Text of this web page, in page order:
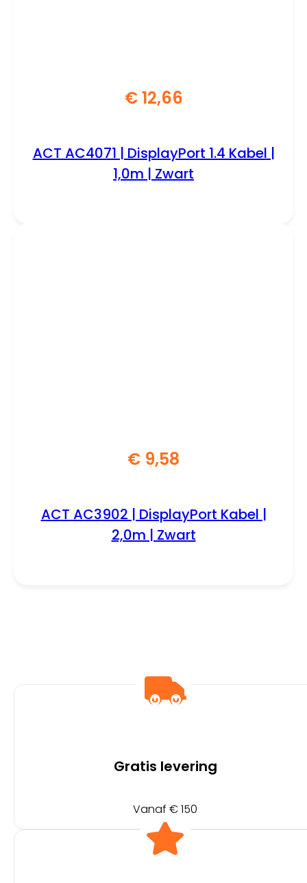
€12,66
ACT AC4071 | DisplayPort 1.4 Kabel |
1,0m | Zwart
€ 9,58
ACT AC3902 | DisplayPort Kabel |
2,0m | Zwart
Gratis levering
Vanaf € 150